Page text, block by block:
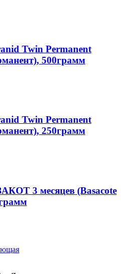
Twin Permanent
500грамм
Twin Permanent
250грамм
3 месяцев (Basacote